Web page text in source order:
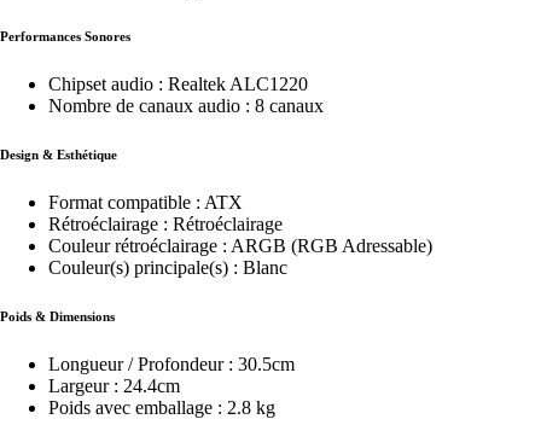
Performances Sonores
Chipset audio : Realtek ALC1220
Nombre de canaux audio : 8 canaux
Design & Esthétique
Format compatible : ATX
Rétroéclairage : Rétroéclairage
Couleur rétroéclairage : ARGB (RGB Adressable)
Couleur(s) principale(s) : Blanc
Poids & Dimensions
Longueur / Profondeur : 30.5cm
Largeur : 24.4cm
Poids avec emballage : 2.8 kg